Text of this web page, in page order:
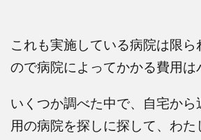
これも実施している病院は限
ので病院によってかかる費用は
いくつか調べた中で、自宅から
用の病院を探しに探して、わた